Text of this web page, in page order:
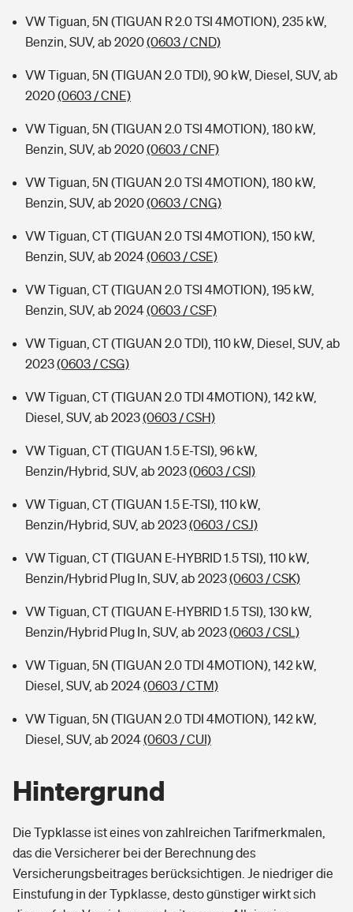
VW Tiguan, 5N (TIGUAN R 2.0 TSI 4MOTION), 235 kW,
Benzin, SUV, ab 2020(0603 / CND)
VW Tiguan, 5N (TIGUAN 2.0 TDI), 90 kW, Diesel, SUV, ab
2020(0603 / CNE)
VW Tiguan, 5N (TIGUAN 2.0 TSI 4MOTION), 180 kW,
Benzin, SUV, ab 2020(0603 / CNF)
VW Tiguan, 5N (TIGUAN 2.0 TSI 4MOTION), 180 kW,
Benzin, SUV, ab 2020(0603 / CNG)
VW Tiguan, CT (TIGUAN 2.0 TSI 4MOTION), 150 kW,
Benzin, SUV, ab 2024(0603 / CSE)
VW Tiguan, CT (TIGUAN 2.0 TSI 4MOTION), 195 kW,
Benzin, SUV, ab 2024(0603 / CSF)
VW Tiguan, CT (TIGUAN 2.0 TDI), 110 kW, Diesel, SUV, ab
2023(0603 / CSG)
VW Tiguan, CT (TIGUAN 2.0 TDI 4MOTION), 142 kW,
Diesel, SUV, ab 2023(0603 / CSH)
VW Tiguan, CT (TIGUAN 1.5 E-TSI), 96 kW,
Benzin/Hybrid, SUV, ab 2023(0603 / CSI)
VW Tiguan, CT (TIGUAN 1.5 E-TSI), 110 kW,
Benzin/Hybrid, SUV, ab 2023(0603 / CSJ)
VW Tiguan, CT (TIGUAN E-HYBRID 1.5 TSI), 110 kW,
Benzin/Hybrid Plug In, SUV, ab 2023(0603 / CSK)
VW Tiguan, CT (TIGUAN E-HYBRID 1.5 TSI), 130 kW,
Benzin/Hybrid Plug In, SUV, ab 2023(0603 / CSL)
VW Tiguan, 5N (TIGUAN 2.0 TDI 4MOTION), 142 kW,
Diesel, SUV, ab 2024(0603 / CTM)
VW Tiguan, 5N (TIGUAN 2.0 TDI 4MOTION), 142 kW,
Diesel, SUV, ab 2024(0603 / CUI)
Hintergrund
Die Typklasse ist eines von zahlreichen Tarifmerkmalen,
das die Versicherer bei der Berechnung des
Versicherungsbeitrages berücksichtigen. Je niedriger die
Einstufung in der Typklasse, desto günstiger wirkt sich